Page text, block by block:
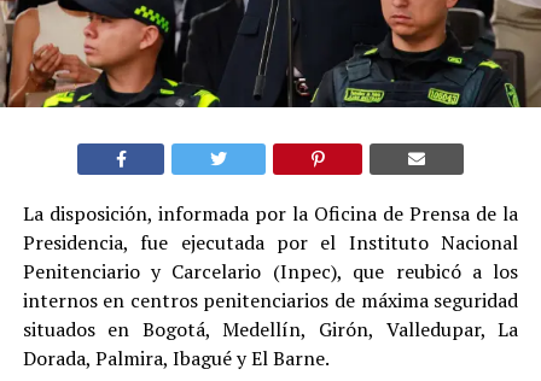
La disposición, informada por la Oficina de Prensa de la
Presidencia, fue ejecutada por el Instituto Nacional
Penitenciario y Carcelario (Inpec), que reubicó a los
internos en centros penitenciarios de máxima seguridad
situados en Bogotá, Medellín, Girón, Valledupar, La
Dorada, Palmira, Ibagué y El Barne.